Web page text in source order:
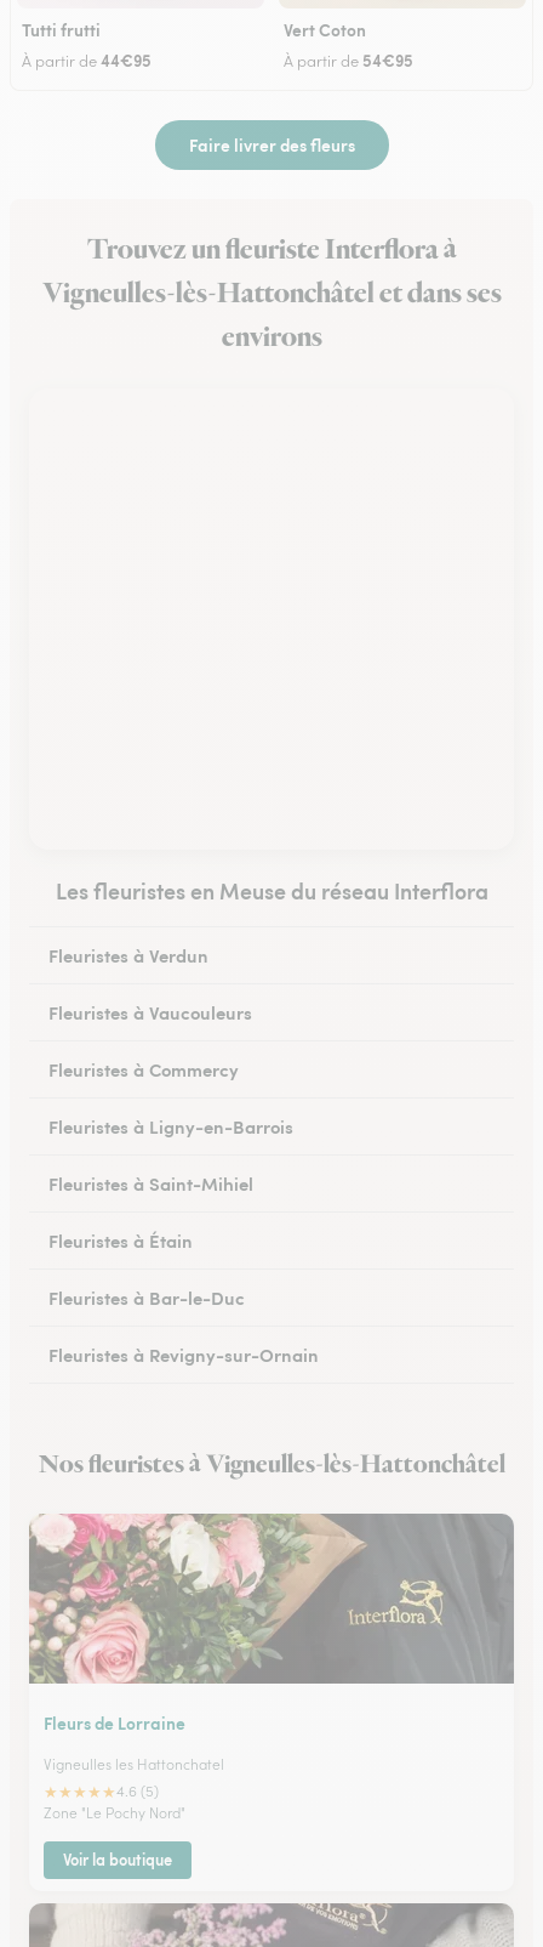
Tutti frutti
À partir de44€95
Vert Coton
À partir de 54€95
Faire livrer des fleurs
Trouvez un fleuriste Interflora à
Vigneulles-lès-Hattonchâtel et dans ses
environs
Les fleuristes en Meuse du réseau Interflora
Fleuristes à Verdun
Fleuristes à Vaucouleurs
Fleuristes à Commercy
Fleuristes à Ligny-en-Barrois
Fleuristes à Saint-Mihiel
Fleuristes à Étain
Fleuristes à Bar-le-Duc
Fleuristes à Revigny-sur-Ornain
Nos fleuristes à Vigneulles-lès-Hattonchâtel
Fleurs de Lorraine
Vigneulles les Hattonchatel
★★★★★4.6 (5)
Zone "Le Pochy Nord"
Voir la boutique